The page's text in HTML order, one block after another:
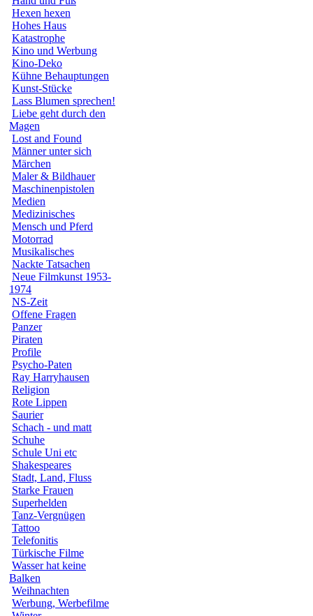
Hexen hexen
Hohes Haus
Katastrophe
Kino und Werbung
Kino-Deko
Kühne Behauptungen
Kunst-Stücke
Lass Blumen sprechen!
Liebe geht durch den
Magen
Lost and Found
Männer unter sich
Märchen
Maler & Bildhauer
Maschinenpistolen
Medien
Medizinisches
Mensch und Pferd
Motorrad
Musikalisches
Nackte Tatsachen
Neue Filmkunst 1953-
1974
NS-Zeit
Offene Fragen
Panzer
Piraten
Profile
Psycho-Paten
Ray Harryhausen
Religion
Rote Lippen
Saurier
Schach - und matt
Schuhe
Schule Uni etc
Shakespeares
Stadt, Land, Fluss
Starke Frauen
Superhelden
Tanz-Vergnügen
Tattoo
Telefonitis
Türkische Filme
Wasser hat keine
Balken
Weihnachten
Werbung, Werbefilme